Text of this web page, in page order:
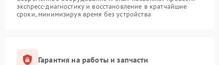
экспресс-диагностику и восстановление в кратчайшие
сроки, минимизируя время без устройства
Гарантия на работы и запчасти